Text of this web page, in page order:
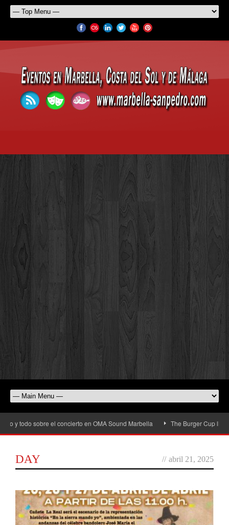
sobre el concierto en OMA Sound Marbella The Burger Cup llega a
DAY // abril 21, 2025